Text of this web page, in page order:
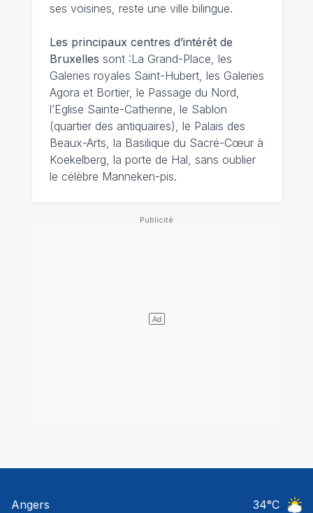
ses voisines, reste une ville bilingue.
Les principaux centres d’intérêt de
Bruxelles sont :La Grand-Place, les
Galeries royales Saint-Hubert, les Galeries
Agora et Bortier, le Passage du Nord,
l’Eglise Sainte-Catherine, le Sablon
(quartier des antiquaires), le Palais des
Beaux-Arts, la Basilique du Sacré-Cœur à
Koekelberg, la porte de Hal, sans oublier
le célèbre Manneken-pis.
Angers 34°C